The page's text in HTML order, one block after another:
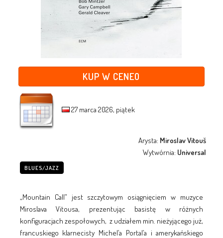
KUP W CENEO
27 marca 2026, piątek
Arysta: Miroslav Vitouš
Wytwórnia: Universal
BLUES/JAZZ
„Mountain Call” jest szczytowym osiągnięciem w muzyce
Miroslava Vitousa, prezentując basistę w różnych
konfiguracjach zespołowych, z udziałem min. nieżyjącego już,
francuskiego klarnecisty Michel’a Portal’a i amerykańskiego